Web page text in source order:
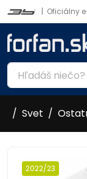
| Oficiálny
Svet
2022/23